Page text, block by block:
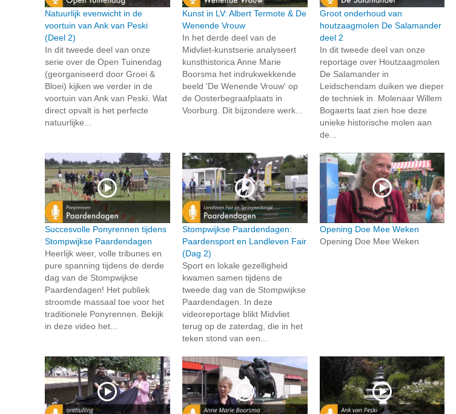
Natuurlijk evenwicht in de
voortuin van Ank van Peski
(Deel 2)
In dit tweede deel van onze
serie over de Open Tuinendag
(georganiseerd door Groei &
Bloei) kijken we verder in de
voortuin van Ank van Peski. Wat
direct opvalt is het perfecte
natuurlijke...
Kunst in LV: Albert Termote & De
Wenende Vrouw
In het derde deel van de
Midvliet-kunstserie analyseert
kunsthistorica Anne Marie
Boorsma het indrukwekkende
beeld 'De Wenende Vrouw' op
de Oosterbegraafplaats in
Voorburg. Dit bijzondere werk...
Groot onderhoud van
houtzaagmolen De Salamander
deel 2
In dit tweede deel van onze
reportage over Houtzaagmolen
De Salamander in
Leidschendam duiken we dieper
de techniek in. Molenaar Willem
Bogaerts laat zien hoe deze
unieke historische molen aan
de...
Succesvolle Ponyrennen tijdens
Stompwijkse Paardendagen
Heerlijk weer, volle tribunes en
pure spanning tijdens de derde
dag van de Stompwijkse
Paardendagen! Het publiek
stroomde massaal toe voor het
traditionele Ponyrennen. Bekijk
in deze video het...
Stompwijkse Paardendagen:
Paardensport en Landleven Fair
(Dag 2)
Sport en lokale gezelligheid
kwamen samen tijdens de
tweede dag van de Stompwijkse
Paardendagen. In deze
videoreportage blikt Midvliet
terug op de zaterdag, die in het
teken stond van een...
Opening Doe Mee Weken
Opening Doe Mee Weken